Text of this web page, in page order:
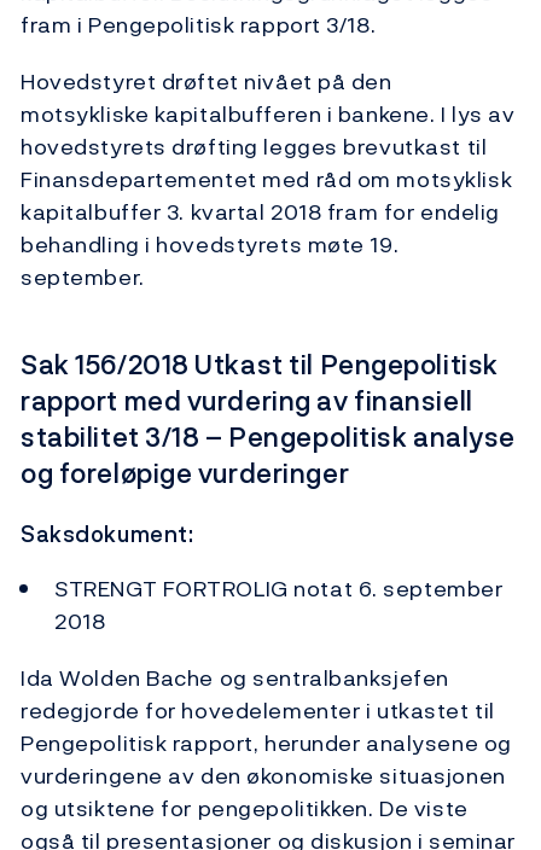
fram i Pengepolitisk rapport 3/18.
Hovedstyret drøftet nivået på den
motsykliske kapitalbufferen i bankene. I lys av
hovedstyrets drøfting legges brevutkast til
Finansdepartementet med råd om motsyklisk
kapitalbuffer 3. kvartal 2018 fram for endelig
behandling i hovedstyrets møte 19.
september.
Sak 156/2018 Utkast til Pengepolitisk
rapport med vurdering av finansiell
stabilitet 3/18 – Pengepolitisk analyse
og foreløpige vurderinger
Saksdokument:
STRENGT FORTROLIG notat 6. september
2018
Ida Wolden Bache og sentralbanksjefen
redegjorde for hovedelementer i utkastet til
Pengepolitisk rapport, herunder analysene og
vurderingene av den økonomiske situasjonen
og utsiktene for pengepolitikken. De viste
også til presentasjoner og diskusjon i seminar